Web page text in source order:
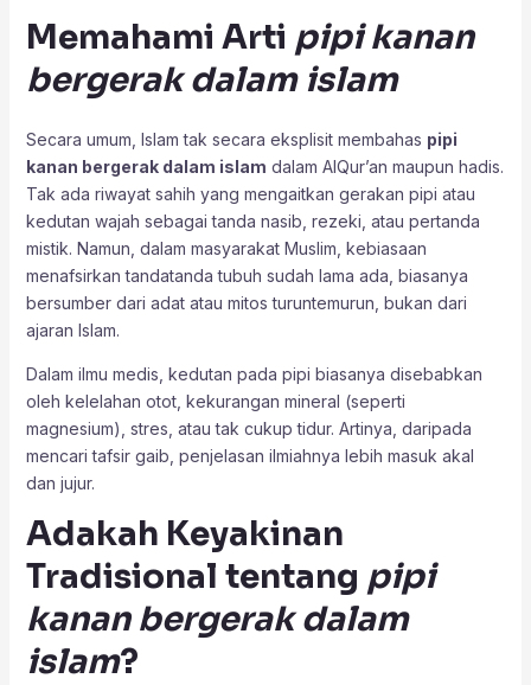
Memahami Arti pipi kanan
bergerak dalam islam
Secara umum, Islam tak secara eksplisit membahas pipi
kanan bergerak dalam islam dalam AlQur’an maupun hadis.
Tak ada riwayat sahih yang mengaitkan gerakan pipi atau
kedutan wajah sebagai tanda nasib, rezeki, atau pertanda
mistik. Namun, dalam masyarakat Muslim, kebiasaan
menafsirkan tandatanda tubuh sudah lama ada, biasanya
bersumber dari adat atau mitos turuntemurun, bukan dari
ajaran Islam.
Dalam ilmu medis, kedutan pada pipi biasanya disebabkan
oleh kelelahan otot, kekurangan mineral (seperti
magnesium), stres, atau tak cukup tidur. Artinya, daripada
mencari tafsir gaib, penjelasan ilmiahnya lebih masuk akal
dan jujur.
Adakah Keyakinan
Tradisional tentang pipi
kanan bergerak dalam
islam?